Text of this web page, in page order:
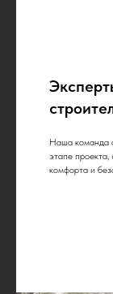
Наша команда
этапе
комфорта и